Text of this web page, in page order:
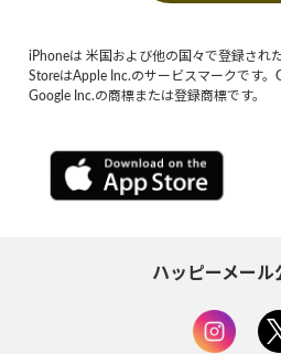
iPhoneは 米国および他の国々で登録され
StoreはApple Inc.のサービスマークです。
Google Inc.の商標または登録商標です。
ハッピーメール